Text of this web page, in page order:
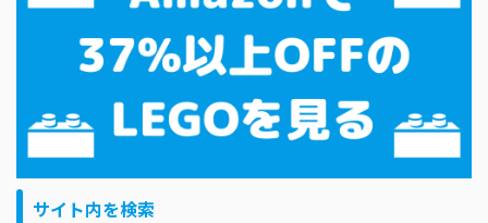
サイト内を検索